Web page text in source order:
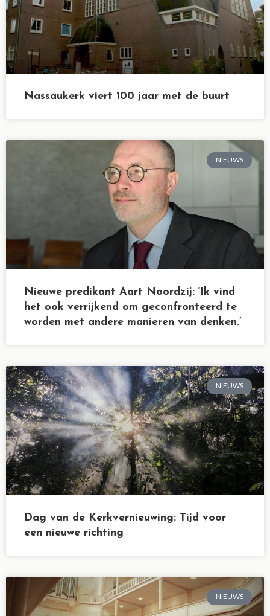
Nassaukerk viert 100 jaar met de buurt
NIEUWS
Nieuwe predikant Aart Noordzij: ‘Ik vind
het ook verrijkend om geconfronteerd te
worden met andere manieren van denken.’
NIEUWS
Dag van de Kerkvernieuwing: Tijd voor
een nieuwe richting
NIEUWS